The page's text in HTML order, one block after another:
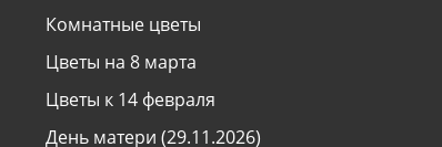
Комнатные цветы
Цветы на 8 марта
Цветы к 14 февраля
День матери (29.11.2026)